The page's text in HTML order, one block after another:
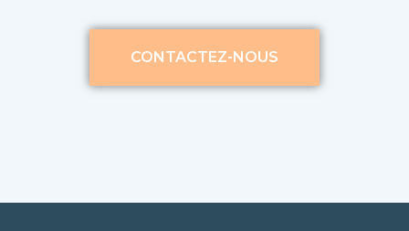
CONTACTEZ-NOUS